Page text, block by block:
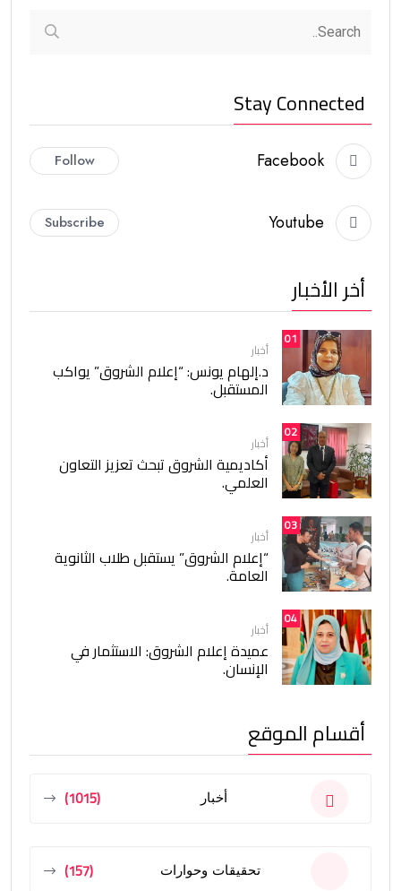
Stay Connected
Facebook
Follow
Youtube
Subscribe
أخر الأخبار
01
أخبار
د.إلهام يونس: “إعلام الشروق” يواكب
المستقبل.
02
أخبار
أكاديمية الشروق تبحث تعزيز التعاون
العلمي.
03
أخبار
“إعلام الشروق” يستقبل طلاب الثانوية
العامة.
04
أخبار
عميدة إعلام الشروق: الاستثمار في
الإنسان.
أقسام الموقع
أخبار (1015)
تحقيقات وحوارات (157)